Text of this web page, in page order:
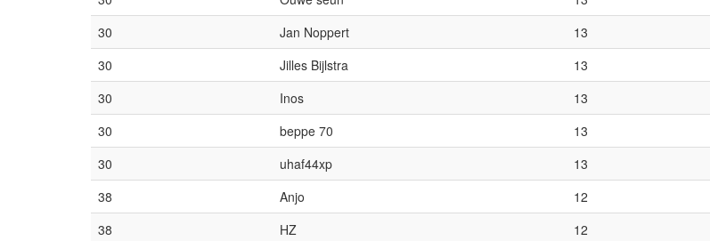
30
Jan Noppert 13
30
Jilles Bijlstra 13
30
Inos 13
30
beppe 70 13
30
uhaf44xp 13
38
Anjo 12
38
HZ 12